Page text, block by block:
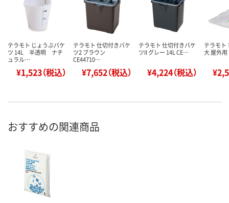
テラモト じょうぶバケ
ツ 14L 半透明 ナチ
ュラル…
¥1,523（税込）
テラモト 仕切付きバケ
ツ2 ブラウン
CE44710…
¥7,652（税込）
テラモト 仕切付きバケ
ツII グレー 14L CE…
¥4,224（税込）
テラモト
大 屋外
おすすめの関連商品